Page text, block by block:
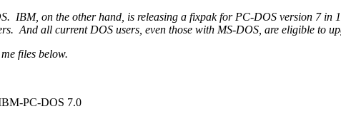
IBM, on the other hand, is releasing a fixpak for PC-DOS version 7 in
And all current DOS users, even those with MS-DOS, are eligible to
files below.
PC-DOS 7.0